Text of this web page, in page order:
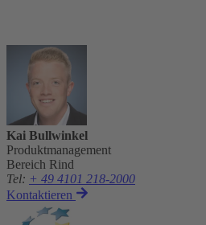
Kai Bullwinkel
Produktmanagement
Bereich Rind
Tel: + 49 4101 218-2000
Kontaktieren